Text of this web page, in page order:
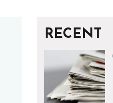
RECENT